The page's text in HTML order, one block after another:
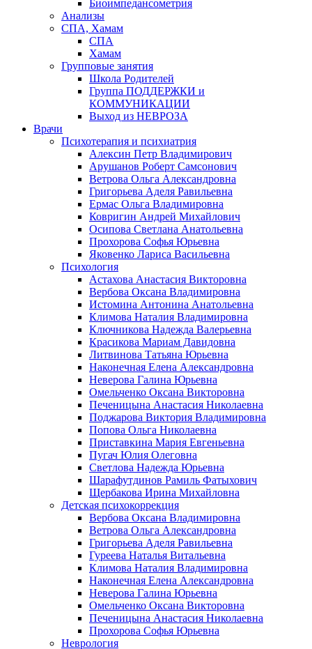
Биоимпедансометрия
Анализы
СПА, Хамам
СПА
Хамам
Групповые занятия
Школа Родителей
Группа ПОДДЕРЖКИ и
КОММУНИКАЦИИ
Выход из НЕВРОЗА
Врачи
Психотерапия и психиатрия
Алексин Петр Владимирович
Арушанов Роберт Самсонович
Ветрова Ольга Александровна
Григорьева Аделя Равильевна
Ермас Ольга Владимировна
Ковригин Андрей Михайлович
Осипова Светлана Анатольевна
Прохорова Софья Юрьевна
Яковенко Лариса Васильевна
Психология
Астахова Анастасия Викторовна
Вербова Оксана Владимировна
Истомина Антонина Анатольевна
Климова Наталия Владимировна
Ключникова Надежда Валерьевна
Красикова Мариам Давидовна
Литвинова Татьяна Юрьевна
Наконечная Елена Александровна
Неверова Галина Юрьевна
Омельченко Оксана Викторовна
Печеницына Анастасия Николаевна
Поджарова Виктория Владимировна
Попова Ольга Николаевна
Приставкина Мария Евгеньевна
Пугач Юлия Олеговна
Светлова Надежда Юрьевна
Шарафутдинов Рамиль Фатыхович
Щербакова Ирина Михайловна
Детская психокоррекция
Вербова Оксана Владимировна
Ветрова Ольга Александровна
Григорьева Аделя Равильевна
Гуреева Наталья Витальевна
Климова Наталия Владимировна
Наконечная Елена Александровна
Неверова Галина Юрьевна
Омельченко Оксана Викторовна
Печеницына Анастасия Николаевна
Прохорова Софья Юрьевна
Неврология